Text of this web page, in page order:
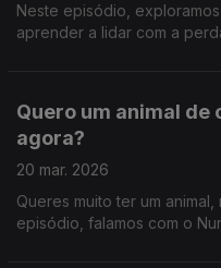
Neste episódio,
aprender a lidar com a
Quero um animal de
agora?
20 mar. 2026
Queres muito ter um
episódio, falamos com o